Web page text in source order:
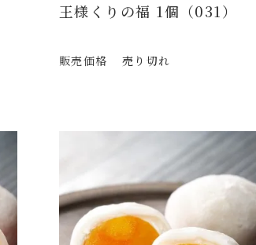
王様くりの福 1個（031）
販売価格 売り切れ